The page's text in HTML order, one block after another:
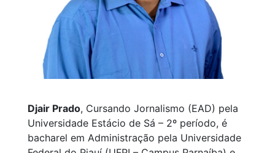
Djair Prado, Cursando Jornalismo (EAD) pela
Universidade Estácio de Sá – 2º período, é
bacharel em Administração pela Universidade